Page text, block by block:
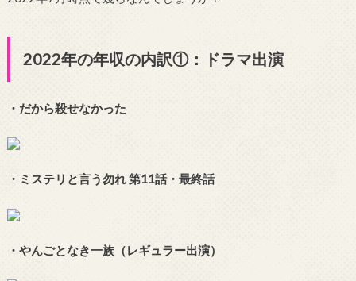
2022年の年収の内訳①：ドラマ出演
・だから殺せなかった
・ミステリと言う勿れ 第11話・最終話
・やんごとなき一族（レギュラー出演）